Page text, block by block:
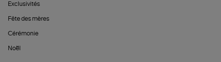
Exclusivités
Fête des mères
Cérémonie
Noël